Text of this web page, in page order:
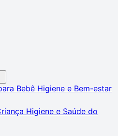
Bebê Higiene e Bem-estar
Higiene e Saúde do